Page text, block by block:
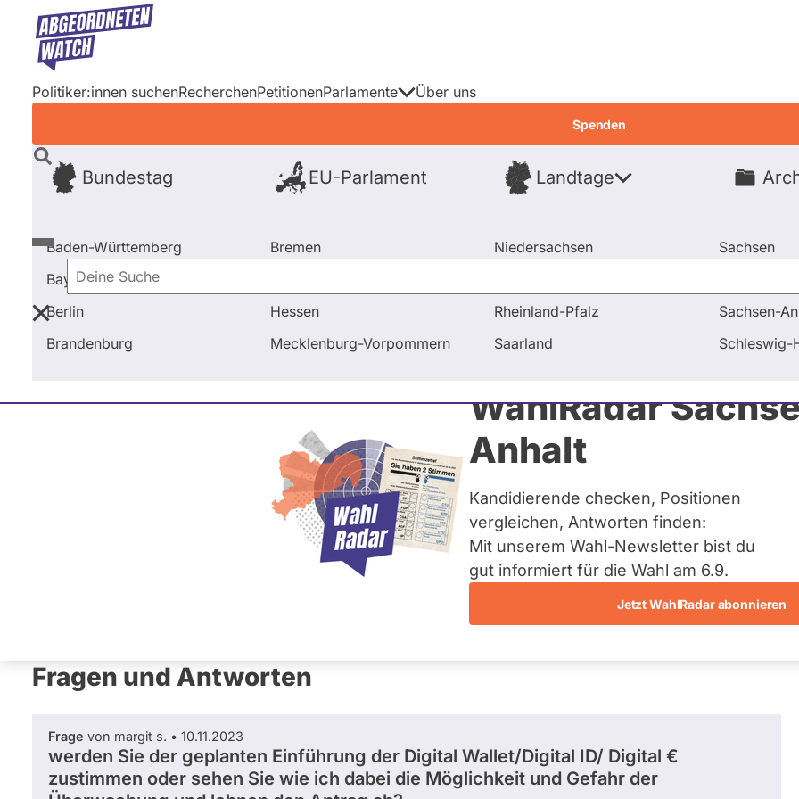
Direkt
Inhalt
Politiker:innen suchenRecherchenPetitionenParlamente
Bundestag EU-Parlament Landtage
Baden-Württemberg
Bayern
Berlin
Brandenburg
Bremen
Hessen
Mecklenburg-Vorpommern
Niedersachsen
Rheinland-Pfalz
Saarland
Sachsen
Sachsen-
Schleswig-
Über uns
Spenden
Deine
Suche
WahlRadar
Anhalt
Kandidierende checken, Positionen
vergleichen, Antworten finden:
Mit unserem Wahl-Newsletter bist du
gut informiert für die Wahl am 6.9.
Jetzt WahlRadar abonnieren
Startseite Frage stellen Marlene Mortler
Marlene Mortler
Diese Politikerin hat kein aktuelles und kein zukünftiges
Mandat und keine Direktandidatur auf Landes-, Bundes-
oder EU-Ebene. Mögliche Kandidaturen über eine
Wahlliste werden bei uns nicht erfasst.
Fragen und Antworten
Frage von margit s. • 10.11.2023
werden Sie der geplanten Einführung der Digital Wallet/Digital ID/ Digital €
zustimmen oder sehen Sie wie ich dabei die Möglichkeit und Gefahr der